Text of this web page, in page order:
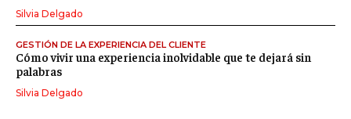
Silvia Delgado
GESTIÓN DE LA EXPERIENCIA DEL CLIENTE
Cómo vivir una experiencia inolvidable que te dejará sin
palabras
Silvia Delgado